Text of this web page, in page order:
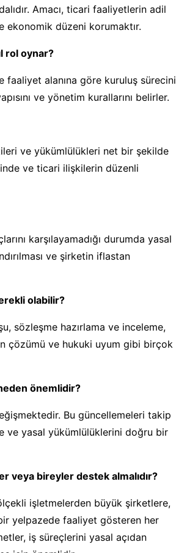
Amacı, ticari faaliyetlerin adil
ekonomik düzeni korumaktır.
rol oynar?
faaliyet alanına göre kuruluş sürecini
ve yönetim kurallarını belirler.
ve yükümlülükleri net bir şekilde
ve ticari ilişkilerin düzenli
karşılayamadığı durumda yasal
ve şirketin iflastan
olabilir?
sözleşme hazırlama ve inceleme,
çözümü ve hukuki uyum gibi birçok
önemlidir?
Bu güncellemeleri takip
ve yasal yükümlülüklerini doğru bir
veya bireyler destek almalıdır?
işletmelerden büyük şirketlere,
yelpazede faaliyet gösteren her
iş süreçlerini yasal açıdan